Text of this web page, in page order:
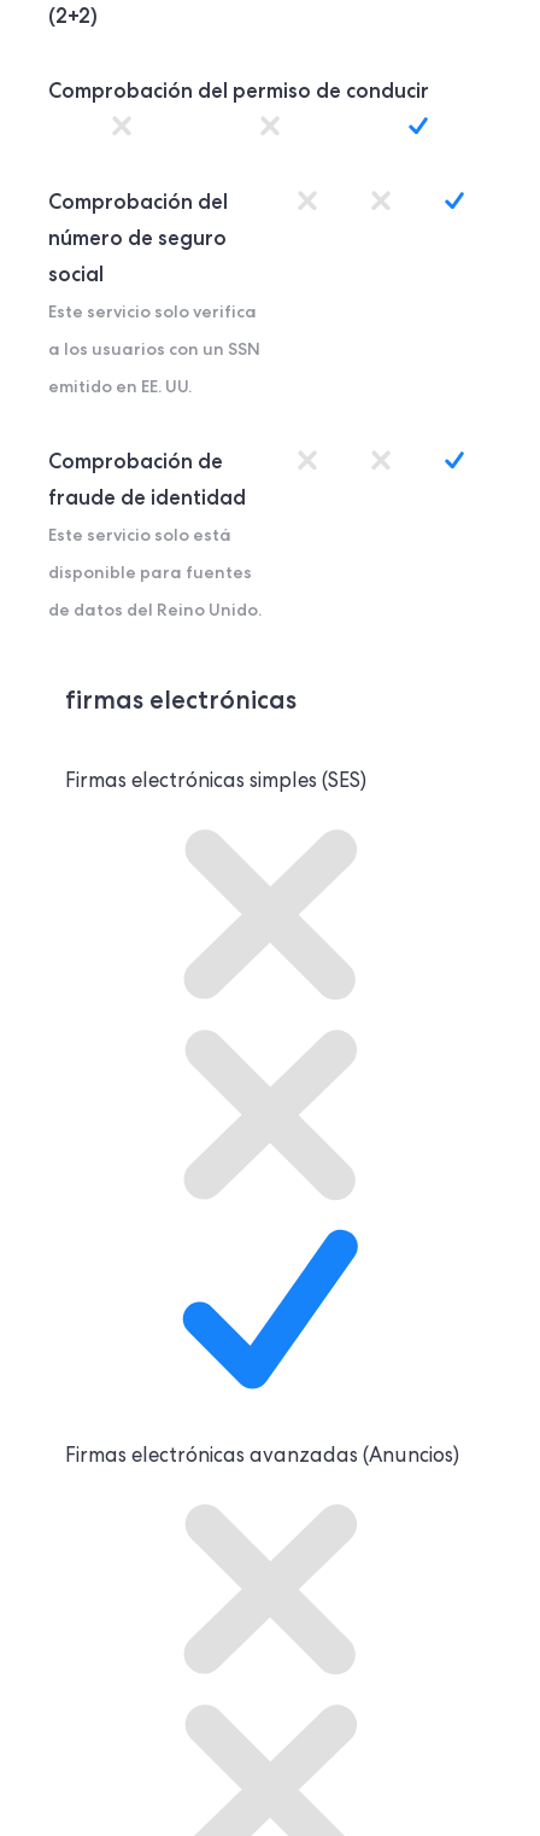
(2+2)
Comprobación del permiso de conducir
Comprobación del
número de seguro
social
Este servicio solo verifica
a los usuarios con un SSN
emitido en EE. UU.
Comprobación de
fraude de identidad
Este servicio solo está
disponible para fuentes
de datos del Reino Unido.
firmas electrónicas
Firmas electrónicas simples (SES)
Firmas electrónicas avanzadas (Anuncios)